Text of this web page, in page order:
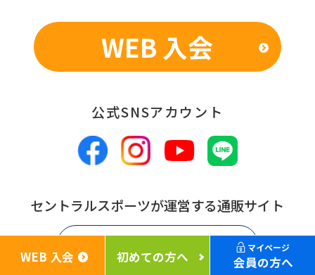
WEB 入会
公式SNSアカウント
セントラルスポーツが運営する通販サイト
WEB 入会 初めての方へ
マイページ
会員の方へ